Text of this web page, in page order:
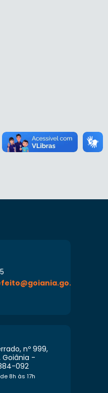
nº 999,
Goiânia -
092
8h às 17h